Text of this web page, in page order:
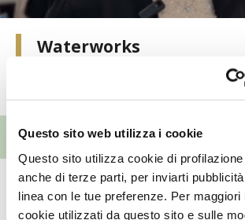
Questo sito web utilizza i cookie
Questo sito utilizza cookie di profilazione
anche di terze parti, per inviarti
linea con le tue preferenze. Per
cookie utilizzati da questo sito e sulle
Waterworks
EVENTI
Giardino
25ª